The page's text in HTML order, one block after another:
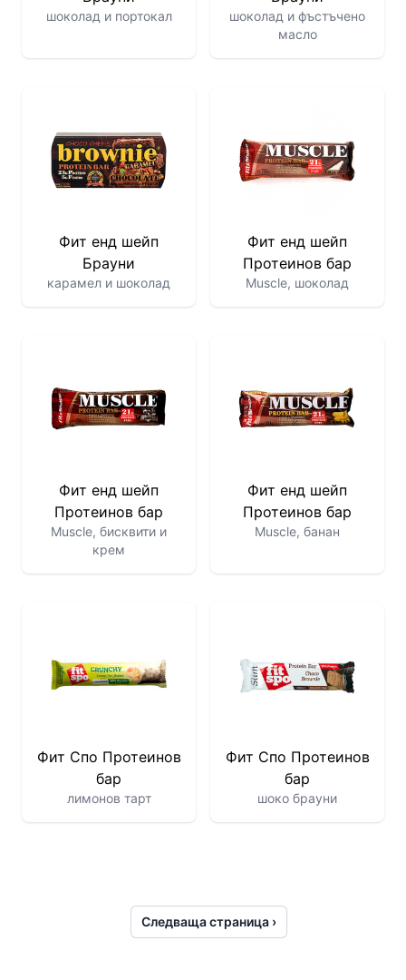
шоколад и портокал
шоколад и фъстъчено
масло
Фит енд шейп
Брауни
карамел и шоколад
Фит енд шейп
Протеинов бар
Muscle, шоколад
Фит енд шейп
Протеинов бар
Muscle, бисквити и
крем
Фит енд шейп
Протеинов бар
Muscle, банан
Фит Спо Протеинов
бар
лимонов тарт
Фит Спо Протеинов
бар
шоко брауни
Следваща страница ›